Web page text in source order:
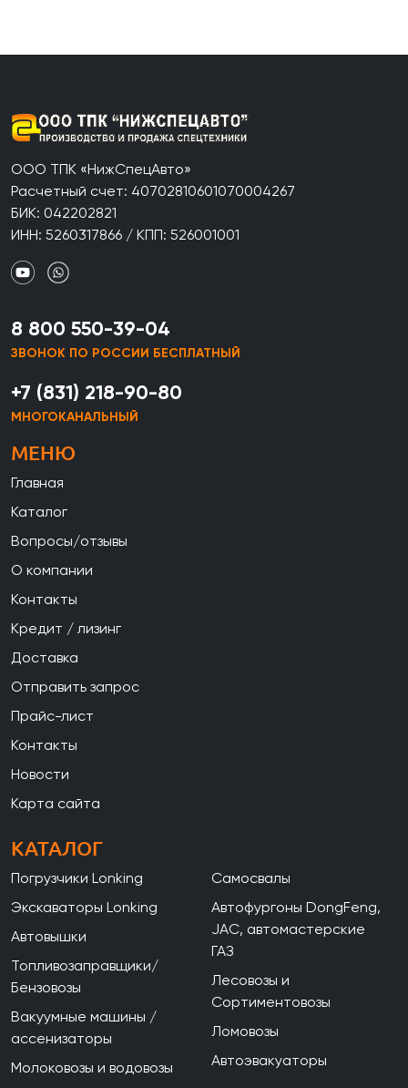
ООО ТПК «НижСпецАвто»
Расчетный счет: 40702810601070004267
БИК: 042202821
ИНН: 5260317866 / КПП: 526001001
8 800 550-39-04
ЗВОНОК ПО РОССИИ БЕСПЛАТНЫЙ
+7 (831) 218-90-80
МНОГОКАНАЛЬНЫЙ
МЕНЮ
Главная
Каталог
Вопросы/отзывы
О компании
Контакты
Кредит / лизинг
Доставка
Отправить запрос
Прайс-лист
Контакты
Новости
Карта сайта
КАТАЛОГ
Погрузчики Lonking
Экскаваторы Lonking
Автовышки
Топливозаправщики/
Бензовозы
Вакуумные машины /
ассенизаторы
Молоковозы и водовозы
Самосвалы
Автофургоны DongFeng,
JAC, автомастерские
ГАЗ
Лесовозы и
Сортиментовозы
Ломовозы
Автоэвакуаторы